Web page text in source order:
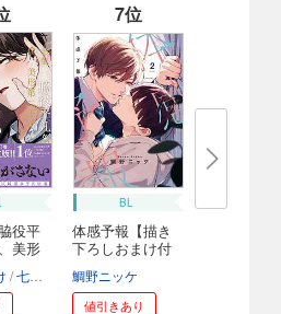
役平
美形
七瀬おむ
7位
BL
体感予報【描き
下ろしおまけ付
鯛野ニッケ
値引きあり